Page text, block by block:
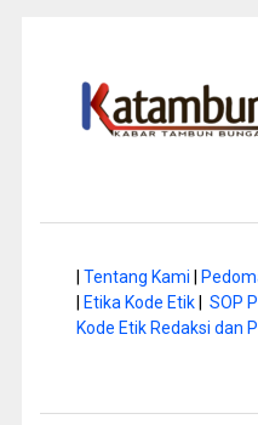
Tentang Kami
Etika Kode Etik| SOP
Kode Etik Redaksi dan